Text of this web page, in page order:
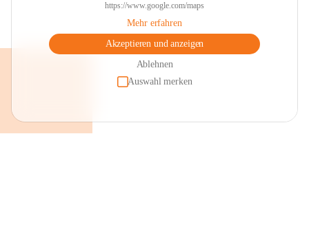
https://www.google.com/maps
Mehr erfahren
Akzeptieren und anzeigen
Ablehnen
Auswahl merken